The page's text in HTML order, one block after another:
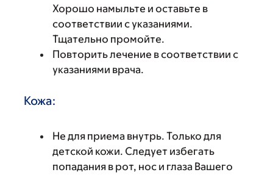
Хорошо намыльте и оставьте в
соответствии с указаниями.
Тщательно промойте.
Повторить лечение в соответствии с
указаниями врача.
Кожа:
Не для приема внутрь. Только для
детской кожи. Следует избегать
попадания в рот, нос и глаза Вашего